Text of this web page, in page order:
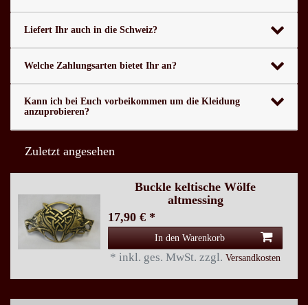
Liefert Ihr auch in die Schweiz?
Welche Zahlungsarten bietet Ihr an?
Kann ich bei Euch vorbeikommen um die Kleidung
anzuprobieren?
Zuletzt angesehen
Buckle keltische Wölfe
altmessing
17,90 € *
In den Warenkorb
* inkl. ges. MwSt. zzgl. Versandkosten